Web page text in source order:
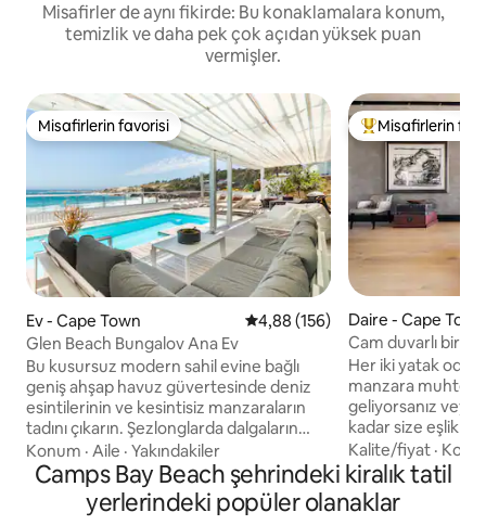
Misafirler de aynı fikirde: Bu konaklamalara konum,
temizlik ve daha pek çok açıdan yüksek puan
vermişler.
Misafirlerin favorisi
Misafirlerin favorisi
Ev - Cape Town 5 üzerinden ortalama 4,88
4,88 (156)
Glen Beach Bungalov Ana Ev
Bu kusursuz modern sahil evine bağlı
geniş ahşap havuz güvertesinde deniz
esintilerinin ve kesintisiz manzaraların
tadını çıkarın. Şezlonglarda dalgaların
sesiyle dinlenin. İçeride, mutfak ve
yemek odası alanlarına açık planlı iki salon
alanının açık planlı yaşam alanlarında
Konum · Aile · Yakındakiler
Misafirlerin
Misafirlerin
Daire - Cape Town
Cam duvarlı bir
bakın
Her iki yatak odası
manzara
geliyorsanız veya
kadar size eşlik
hizmeti ile bağlantı
tamamı
yemek odası,
banyosu, giriş
Kalite/fiyat ·
Camps Bay Beach şehrindeki kiralık tatil
yerlerindeki popüler olanaklar